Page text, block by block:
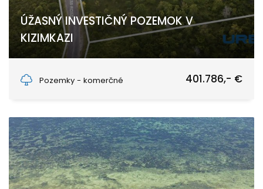
ÚŽASNÝ INVESTIČNÝ POZEMOK V
KIZIMKAZI
Pozemky - komerčné
401.786,- €